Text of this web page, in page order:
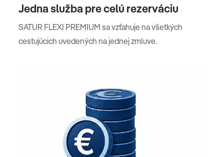
Jedna služba pre celú rezerváciu
SATUR FLEXI PREMIUM sa vzťahuje na všetkých
cestujúcich uvedených na jednej zmluve.